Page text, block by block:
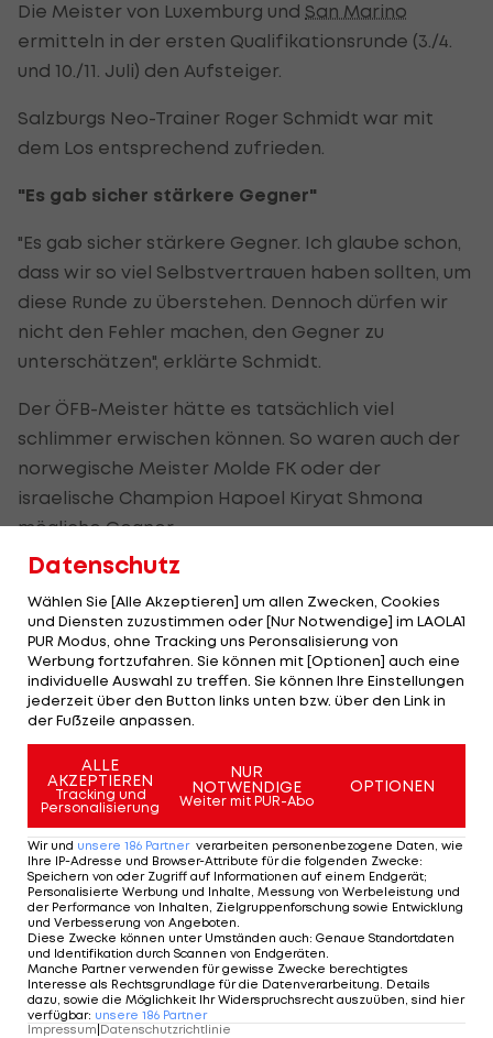
Die Meister von Luxemburg und San Marino
ermitteln in der ersten Qualifikationsrunde (3./4.
und 10./11. Juli) den Aufsteiger.
Salzburgs Neo-Trainer Roger Schmidt war mit
dem Los entsprechend zufrieden.
"Es gab sicher stärkere Gegner"
"Es gab sicher stärkere Gegner. Ich glaube schon,
dass wir so viel Selbstvertrauen haben sollten, um
diese Runde zu überstehen. Dennoch dürfen wir
nicht den Fehler machen, den Gegner zu
unterschätzen", erklärte Schmidt.
Der ÖFB-Meister hätte es tatsächlich viel
schlimmer erwischen können. So waren auch der
norwegische Meister Molde FK oder der
israelische Champion Hapoel Kiryat Shmona
mögliche Gegner.
Klare Vorzeichen
Düdelingen hat in den vergangenen 13 Jahren
zehnmal den Titel in Luxemburg geholt und heuer
auch den Cup gewonnen. In 24 Spielen in der
Champions-League-Qualifikation hat Düdelingen
vier Siege gefeiert.
Gegen Luxemburgs Meister hatte sich Rapid 2005
ebenfalls in der zweiten Champions-League-
Qualifikationsrunde mit 6:1 (auswärts) und 3:2
(daheim) durchgesetzt. Tre Penne, heuer erstmals
Meister von San Marino, wartet nach vier Spielen
in der CL-Qualifikation noch auf einen Sieg oder
ein Unentschieden.
Basel gegen Tallinn
Datenschutz
Wählen Sie [Alle Akzeptieren] um allen Zwecken, Cookies
und Diensten zuzustimmen oder [Nur Notwendige] im LAOLA1
PUR Modus, ohne Tracking uns Peronsalisierung von
Werbung fortzufahren. Sie können mit [Optionen] auch eine
individuelle Auswahl zu treffen. Sie können Ihre Einstellungen
jederzeit über den Button links unten bzw. über den Link in
der Fußzeile anpassen.
ALLE
AKZEPTIEREN
Tracking und
Personalisierung
NUR
NOTWENDIGE
Weiter mit PUR-Abo
OPTIONEN
Wir und unsere 186 Partner verarbeiten personenbezogene Daten, wie
Ihre IP-Adresse und Browser-Attribute für die folgenden Zwecke:
Speichern von oder Zugriff auf Informationen auf einem Endgerät;
Personalisierte Werbung und Inhalte, Messung von Werbeleistung und
der Performance von Inhalten, Zielgruppenforschung sowie Entwicklung
und Verbesserung von Angeboten
Diese Zwecke können unter Umständen auch: Genaue Standortdaten
und Identifikation durch Scannen von Endgeräten
Manche Partner verwenden für gewisse Zwecke berechtigtes
Interesse als Rechtsgrundlage für die Datenverarbeitung. Details
dazu, sowie die Möglichkeit Ihr Widerspruchsrecht auszuüben, sind hier
verfügbar: unsere 186 Partner
Impressum|Datenschutzrichtlinie